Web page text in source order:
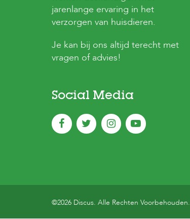
jarenlange ervaring in het
verzorgen van huisdieren.
Je kan bij ons altijd terecht met
vragen of advies!
Social Media
©2026 Discus. Alle Rechten Voorbehouden.